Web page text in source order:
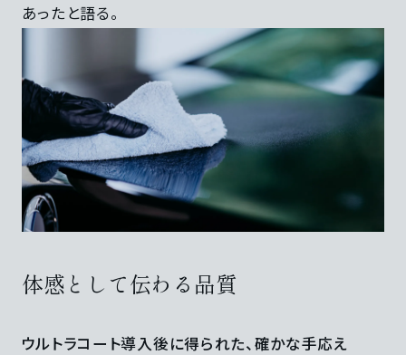
あったと語る。
体感として伝わる品質
ウルトラコート導入後に得られた、確かな手応え